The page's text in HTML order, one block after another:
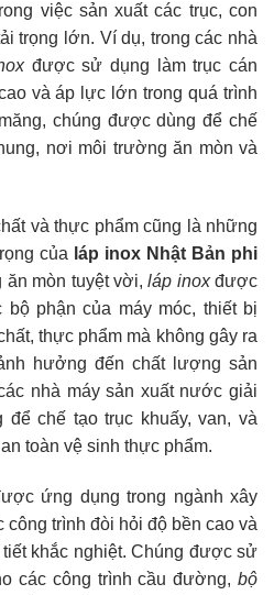
việc sản xuất các trục, con
trọng lớn. Ví dụ, trong các nhà
được sử dụng làm trục cán
và áp lực lớn trong quá trình
chúng được dùng để chế
nơi môi trường ăn mòn và
và thực phẩm cũng là những
của láp inox Nhật Bản phi
ăn mòn tuyệt vời,láp inoxđược
phận của máy móc, thiết bị
thực phẩm mà không gây ra
hưởng đến chất lượng sản
nhà máy sản xuất nước giải
chế tạo trục khuấy, van, và
toàn vệ sinh thực phẩm.
ứng dụng trong ngành xây
công trình đòi hỏi độ bền cao và
khắc nghiệt. Chúng được sử
các công trình cầu đường,bộ